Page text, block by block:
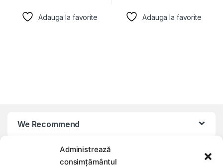
Administrează
consimțământul
Adauga la favorite Adauga la favorite
We Recommend
My Account